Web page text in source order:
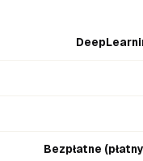
Bezpłatne